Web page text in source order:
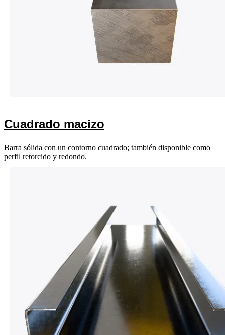
Cuadrado macizo
Barra sólida con un contorno cuadrado; también disponible como
perfil retorcido y redondo.